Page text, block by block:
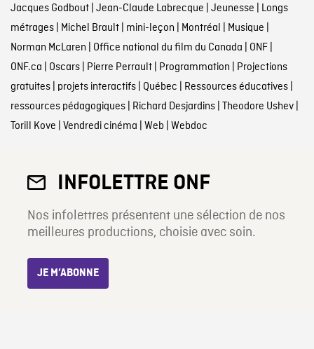
Jacques Godbout| Jean-Claude Labrecque | Jeunesse | Longs
métrages| Michel Brault| mini-leçon | Montréal | Musique |
Norman McLaren | Office national du film du Canada | ONF|
ONF.ca | Oscars| Pierre Perrault| Programmation | Projections
gratuites| projets interactifs| Québec | Ressources éducatives|
ressources pédagogiques| Richard Desjardins| Theodore Ushev|
Torill Kove | Vendredi cinéma | Web | Webdoc
INFOLETTRE ONF
Nos infolettres présentent une sélection de nos
meilleures productions, choisie avec soin.
JE M’ABONNE